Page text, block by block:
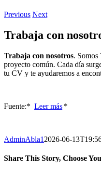
Previous Next
Trabaja con
Trabaja con nosotros.
proyecto común. Cada día
tu CV y te ayudaremos a
Fuente:* ​ Leer más *
AdminAbla1 2026-06-
Share This Story, Choose